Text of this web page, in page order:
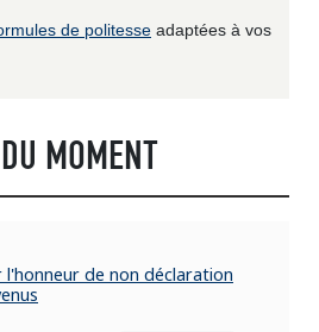
de politesse adaptées à vos
MOMENT
de non déclaration